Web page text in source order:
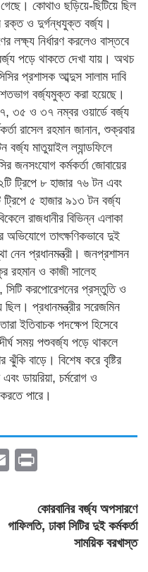
কোথাও ছড়িয়ে-ছিটিয়ে ছিল
রক্ত ও দুর্গন্ধযুক্ত বর্জ্য।
লক্ষ্য নির্ধারণ করলেও বাস্তবে
বর্জ্য পড়ে থাকতে দেখা যায়। অথচ
প্রশাসক আব্দুস সালাম দাবি
শতভাগ বর্জ্যমুক্ত করা হয়েছে।
৩৫ ও ৩৭ নম্বর ওয়ার্ডে বর্জ্য
রাসেল রহমান জানান, শুক্রবার
বর্জ্য মাতুয়াইল ল্যান্ডফিলে
জনসংযোগ কর্মকর্তা জোবায়ের
ট্রিপে ৮ হাজার ৭৬ টন এবং
৫ হাজার ৯১৩ টন বর্জ্য
রাজধানীর বিভিন্ন এলাকা
অভিযোগে তাৎক্ষণিকভাবে দুই
নেন প্রধানমন্ত্রী। জনপ্রশাসন
রহমান ও কাজী সালেহ
সিটি করপোরেশনের প্রস্তুতি ও
ছিল। প্রধানমন্ত্রীর সরেজমিন
ইতিবাচক পদক্ষেপ হিসেবে
সময় পশুবর্জ্য পড়ে থাকলে
ঝুঁকি বাড়ে। বিশেষ করে বৃষ্টির
ডায়রিয়া, চর্মরোগ ও
পারে।
Email
কোরবানির বর্জ্য অপসারণে
গাফিলতি, ঢাকা সিটির দুই কর্মকর্তা
সাময়িক বরখাস্ত